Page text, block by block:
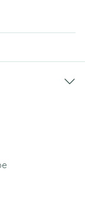
pagina